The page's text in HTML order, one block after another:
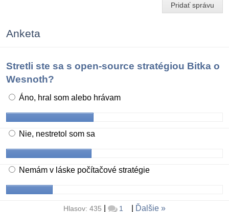
Pridať správu
Anketa
Stretli ste sa s open-source stratégiou Bitka o
Wesnoth?
Áno, hral som alebo hrávam
Nie, nestretol som sa
Nemám v láske počítačové stratégie
Hlasov: 435 1 Ďalšie